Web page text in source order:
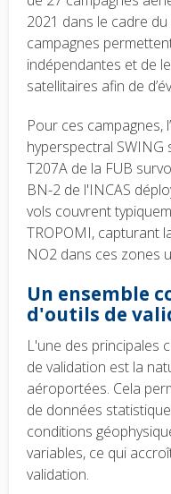
2021 dans le cadre du
campagnes
indépendantes et de
satellitaires afin de
Pour ces campagnes,
hyperspectral SWING
T207A de la FUB
BN-2 de l'INCAS
vols couvrent
TROPOMI, capturant
NO2 dans ces zones
Un ensemble
d'outils de
L'une des principales
de validation est la
aéroportées. Cela
de données
conditions
variables, ce qui
validation.